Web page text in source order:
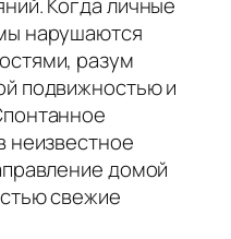
нарушаются
разум
подвижностью и
неизвестное
домой
свежие